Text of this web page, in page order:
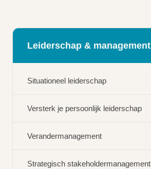
Leiderschap & management
Situationeel leiderschap
Versterk je persoonlijk leiderschap
Verandermanagement
Strategisch stakeholdermanagement